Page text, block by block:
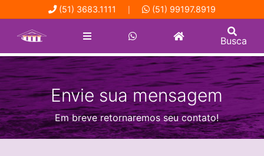
(51) 3683.1111 (51) 99197.8919
Busca
Envie sua mensagem
Em breve retornaremos seu contato!